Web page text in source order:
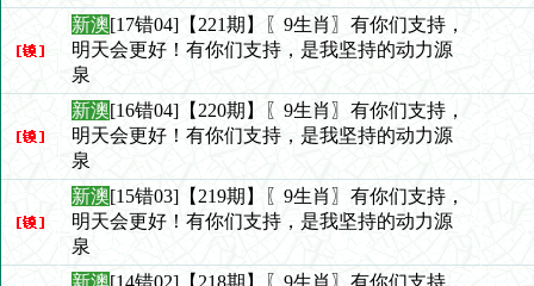
新澳[17错04]【221期】〖9生肖〗有你们支持，
明天会更好！有你们支持，是我坚持的动力源
泉
新澳[16错04]【220期】〖9生肖〗有你们支持，
明天会更好！有你们支持，是我坚持的动力源
泉
新澳[15错03]【219期】〖9生肖〗有你们支持，
明天会更好！有你们支持，是我坚持的动力源
泉
新澳[14错02]【218期】〖9生肖〗有你们支持，